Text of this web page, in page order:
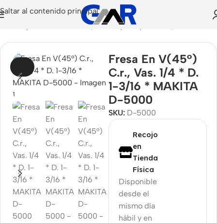
Saltar al contenido principal
para Herramientas/Puntas y Adaptadores
Fresa En V(45°)
C.r., Vas. 1/4 * D.
1-3/16 * MAKITA
D-5000
SKU: D-5000
Recojo
en
Tienda
Física
Disponible
desde el
mismo día
hábil y en